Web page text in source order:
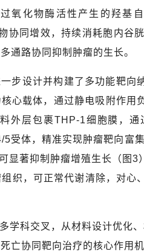
氧化物酶活性产生的羟基
协同增效，持续消耗胞内谷
通路协同抑制肿瘤的生长。
步设计并构建了多功能靶向
心载体，通过静电吸附作用
外层包裹THP-1细胞膜，通
5受体，精准实现肿瘤靶向富
显著抑制肿瘤增殖生长（图3
织，可正常代谢清除，对
学科交叉，从材料设计优化
亡协同靶向治疗的核心作用